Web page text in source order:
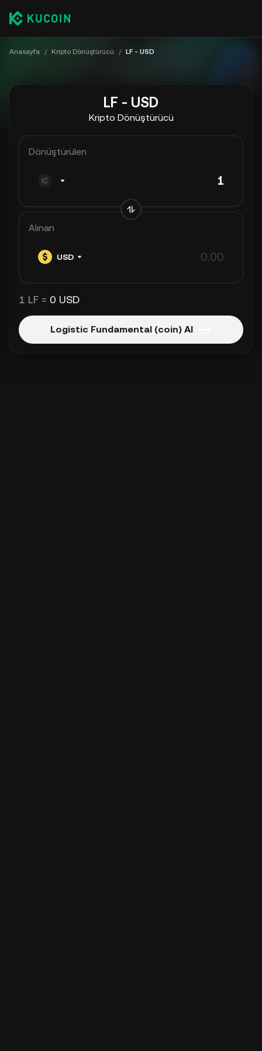
Anasayfa / Kripto Dönüştürücü / LF - USD
LF - USD
Kripto Dönüştürücü
Dönüştürülen
Alınan
USD
1 LF = 0 USD
Logistic Fundamental (coin) Al